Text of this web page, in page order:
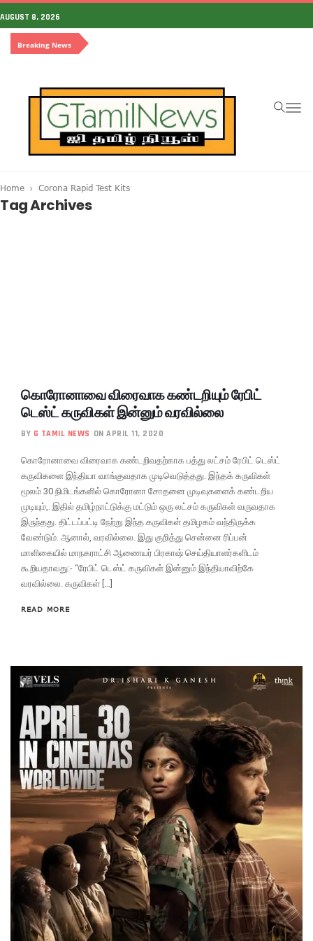
AUGUST 8, 2026
Breaking News
Home Corona Rapid Test Kits
Tag Archives
கொரோனாவை விரைவாக கண்டறியும் ரேபிட்
டெஸ்ட் கருவிகள் இன்னும் வரவில்லை
BY G TAMIL NEWS ON APRIL 11, 2020
கொரோனாவை விரைவாக கண்டறிவதற்காக பத்து லட்சம் ரேபிட் டெஸ்ட்
கருவிகளை இந்தியா வாங்குவதாக முடிவெடுத்தது. இந்தக் கருவிகள்
மூலம் 30 நிமிடங்களில் கொரோனா சோதனை முடிவுகளைக் கண்டறிய
முடியும்,. இதில் தமிழ்நாட்டுக்கு மட்டும் ஒரு லட்சம் கருவிகள் வருவதாக
இருந்தது. திட்டப்பட்டி நேற்று இந்த கருவிகள் தமிழகம் வந்திருக்க
வேண்டும். ஆனால், வரவில்லை. இது குறித்து சென்னை ரிப்பன்
மாளிகையில் மாநகராட்சி ஆணையர் பிரகாஷ் செய்தியாளர்களிடம்
கூறியதாவது:- “ரேபிட் டெஸ்ட் கருவிகள் இன்னும் இந்தியாவிற்கே
வரவில்லை. கருவிகள் […]
READ MORE